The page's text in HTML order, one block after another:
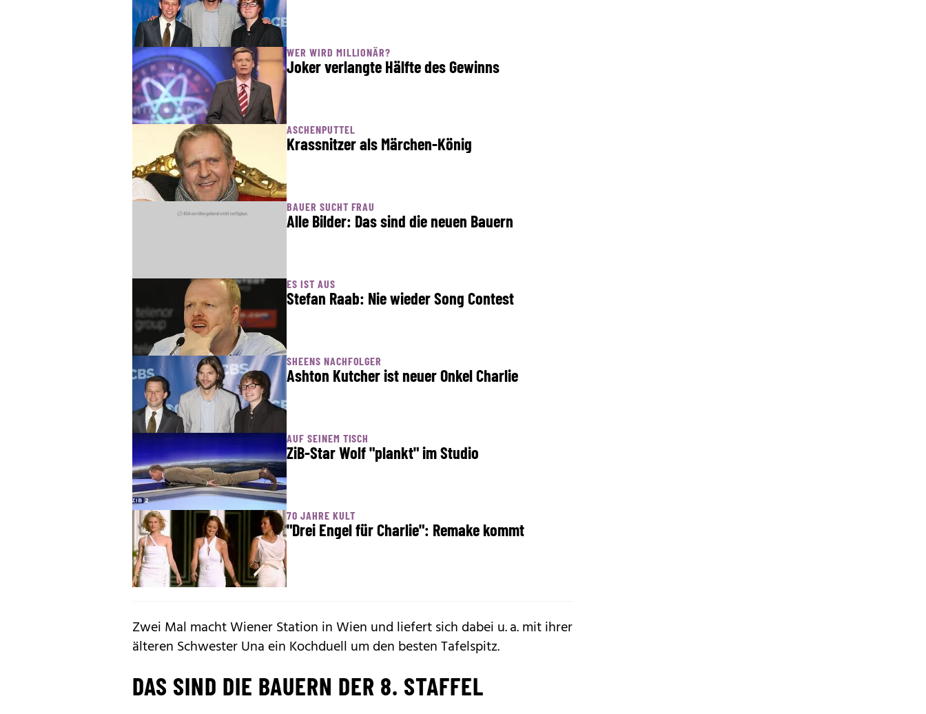
WER WIRD MILLIONÄR?
Joker verlangte Hälfte des Gewinns
ASCHENPUTTEL
Krassnitzer als Märchen-König
BAUER SUCHT FRAU
Alle Bilder: Das sind die neuen Bauern
ES IST AUS
Stefan Raab: Nie wieder Song Contest
SHEENS NACHFOLGER
Ashton Kutcher ist neuer Onkel Charlie
AUF SEINEM TISCH
ZiB-Star Wolf "plankt" im Studio
70 JAHRE KULT
"Drei Engel für Charlie": Remake kommt
Zwei Mal macht Wiener Station in Wien und liefert sich dabei u. a. mit ihrer
älteren Schwester Una ein Kochduell um den besten Tafelspitz.
DAS SIND DIE BAUERN DER 8. STAFFEL